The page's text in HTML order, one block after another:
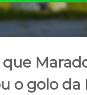
que
o golo da